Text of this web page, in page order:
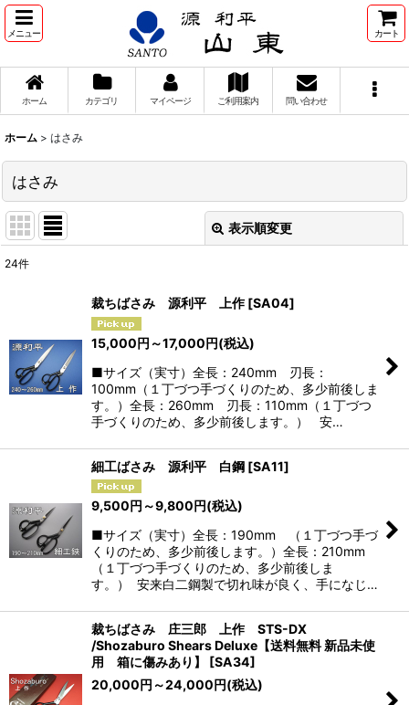
メニュー カート
ホーム カテゴリ マイページ ご利用案内 問い合わせ
ホーム > はさみ
はさみ
表示順変更
並び順:
絞り込む
24件
裁ちばさみ 源利平 上作 [SA04]
15,000円 ～17,000円(税込)
■サイズ（実寸）全長：240mm 刃長：
100mm（１丁づつ手づくりのため、多少前後しま
す。）全長：260mm 刃長：110mm（１丁づつ
手づくりのため、多少前後します。） 安…
細工ばさみ 源利平 白鋼 [SA11]
9,500円 ～9,800円(税込)
■サイズ（実寸）全長：190mm （１丁づつ手づ
くりのため、多少前後します。）全長：210mm
（１丁づつ手づくりのため、多少前後しま
す。） 安来白二鋼製で切れ味が良く、手になじ…
裁ちばさみ 庄三郎 上作 STS-DX
/Shozaburo Shears Deluxe【送料無料 新品未使
用 箱に傷みあり】
[SA34]
20,000円 ～24,000円(税込)